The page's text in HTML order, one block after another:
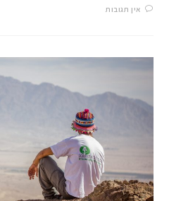
אין תגובות